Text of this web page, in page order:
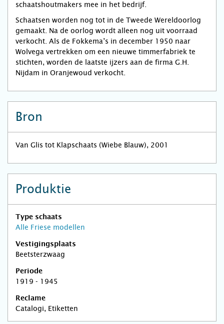
schaatshoutmakers mee in het bedrijf.
Schaatsen worden nog tot in de Tweede Wereldoorlog
gemaakt. Na de oorlog wordt alleen nog uit voorraad
verkocht. Als de Fokkema’s in december 1950 naar
Wolvega vertrekken om een nieuwe timmerfabriek te
stichten, worden de laatste ijzers aan de firma G.H.
Nijdam in Oranjewoud verkocht.
Bron
Van Glis tot Klapschaats (Wiebe Blauw), 2001
Produktie
Type schaats
Alle Friese modellen
Vestigingsplaats
Beetsterzwaag
Periode
1919 - 1945
Reclame
Catalogi, Etiketten